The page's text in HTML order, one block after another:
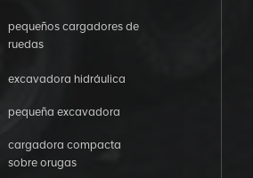
pequeños cargadores de
ruedas
excavadora hidráulica
pequeña excavadora
cargadora compacta
sobre orugas